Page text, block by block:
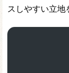
スしやすい立地